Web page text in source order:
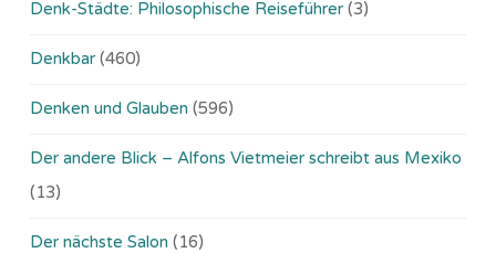
Denk-Städte: Philosophische Reiseführer (3)
Denkbar (460)
Denken und Glauben (596)
Der andere Blick – Alfons Vietmeier schreibt aus Mexiko
(13)
Der nächste Salon (16)